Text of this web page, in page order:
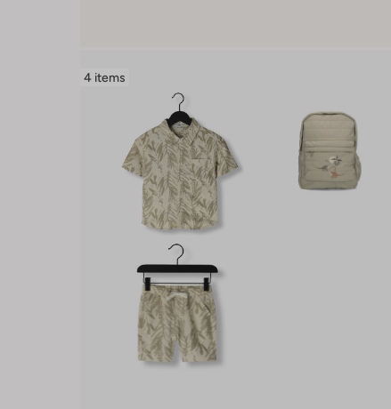
4 items